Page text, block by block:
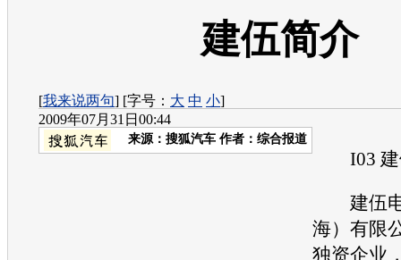
建伍简介
[我来说两句] [字号： 大 中 小]
2009年07月31日00:44
来源： 搜狐汽车 作者：综合报道
I03 建
建伍电
海）有限
独资企业